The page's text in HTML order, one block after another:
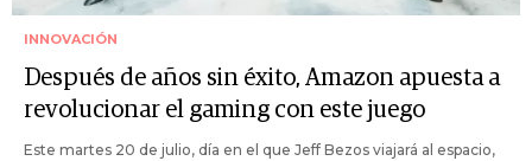
INNOVACIÓN
Después de años sin éxito, Amazon apuesta a
revolucionar el gaming con este juego
Este martes 20 de julio, día en el que Jeff Bezos viajará al espacio,